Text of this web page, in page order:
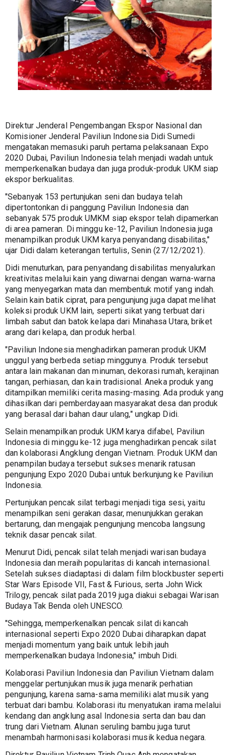
Direktur Jenderal Pengembangan Ekspor Nasional dan
Komisioner Jenderal Paviliun Indonesia Didi Sumedi
mengatakan memasuki paruh pertama pelaksanaan Expo
2020 Dubai, Paviliun Indonesia telah menjadi wadah untuk
memperkenalkan budaya dan juga produk-produk UKM siap
ekspor berkualitas.
"Sebanyak 153 pertunjukan seni dan budaya telah
dipertontonkan di panggung Paviliun Indonesia dan
sebanyak 575 produk UMKM siap ekspor telah dipamerkan
di area pameran. Di minggu ke-12, Paviliun Indonesia juga
menampilkan produk UKM karya penyandang disabilitas,"
ujar Didi dalam keterangan tertulis, Senin (27/12/2021).
Didi menuturkan, para penyandang disabilitas menyalurkan
kreativitas melalui kain yang diwarnai dengan warna-warna
yang menyegarkan mata dan membentuk motif yang indah.
Selain kain batik ciprat, para pengunjung juga dapat melihat
koleksi produk UKM lain, seperti sikat yang terbuat dari
limbah sabut dan batok kelapa dari Minahasa Utara, briket
arang dari kelapa, dan produk herbal.
"Paviliun Indonesia menghadirkan pameran produk UKM
unggul yang berbeda setiap minggunya. Produk tersebut
antara lain makanan dan minuman, dekorasi rumah, kerajinan
tangan, perhiasan, dan kain tradisional. Aneka produk yang
ditampilkan memiliki cerita masing-masing. Ada produk yang
dihasilkan dari pemberdayaan masyarakat desa dan produk
yang berasal dari bahan daur ulang," ungkap Didi.
Selain menampilkan produk UKM karya difabel, Paviliun
Indonesia di minggu ke-12 juga menghadirkan pencak silat
dan kolaborasi Angklung dengan Vietnam. Produk UKM dan
penampilan budaya tersebut sukses menarik ratusan
pengunjung Expo 2020 Dubai untuk berkunjung ke Paviliun
Indonesia.
Pertunjukan pencak silat terbagi menjadi tiga sesi, yaitu
menampilkan seni gerakan dasar, menunjukkan gerakan
bertarung, dan mengajak pengunjung mencoba langsung
teknik dasar pencak silat.
Menurut Didi, pencak silat telah menjadi warisan budaya
Indonesia dan meraih popularitas di kancah internasional.
Setelah sukses diadaptasi di dalam film blockbuster seperti
Star Wars Episode VII, Fast & Furious, serta John Wick
Trilogy, pencak silat pada 2019 juga diakui sebagai Warisan
Budaya Tak Benda oleh UNESCO.
"Sehingga, memperkenalkan pencak silat di kancah
internasional seperti Expo 2020 Dubai diharapkan dapat
menjadi momentum yang baik untuk lebih jauh
memperkenalkan budaya Indonesia," imbuh Didi.
Kolaborasi Paviliun Indonesia dan Paviliun Vietnam dalam
menggelar pertunjukan musik juga menarik perhatian
pengunjung, karena sama-sama memiliki alat musik yang
terbuat dari bambu. Kolaborasi itu menyatukan irama melalui
kendang dan angklung asal Indonesia serta dan bau dan
trung dari Vietnam. Alunan seruling bambu juga turut
menambah harmonisasi kolaborasi musik kedua negara.